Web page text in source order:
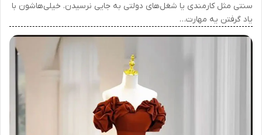
سنتی مثل کارمندی یا شغل‌های دولتی به جایی نرسیدن. خیلی‌هاشون با
یاد گرفتن یه مهارت…